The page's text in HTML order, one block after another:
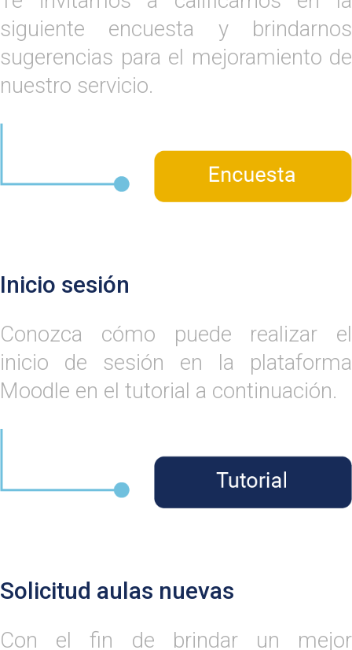
siguiente encuesta y brindarnos
sugerencias para el mejoramiento de
nuestro servicio.
Inicio sesión
Conozca cómo puede realizar el
inicio de sesión en la plataforma
Moodle en el tutorial a continuación.
Solicitud aulas nuevas
Con el fin de brindar un mejor